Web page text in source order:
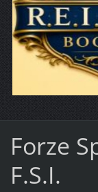
Forze
F.S.I.